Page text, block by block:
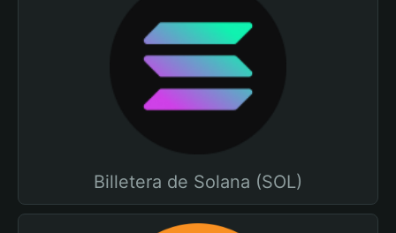
Billetera de Solana (SOL)